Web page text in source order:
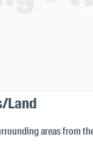
Land
areas from